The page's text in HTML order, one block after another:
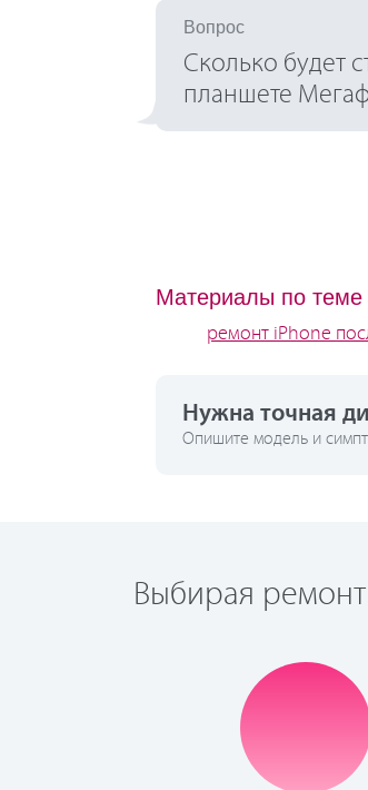
Вопрос
Сколько будет
планшете
Материалы по теме
ремонт iPhone
Нужна точная
Опишите модель и
Выбирая